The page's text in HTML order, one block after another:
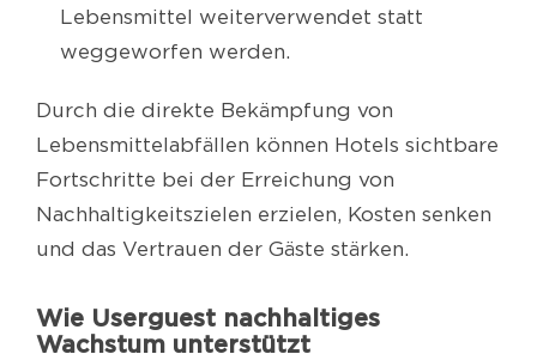
Lebensmittel weiterverwendet statt
weggeworfen werden.
Durch die direkte Bekämpfung von
Lebensmittelabfällen können Hotels sichtbare
Fortschritte bei der Erreichung von
Nachhaltigkeitszielen erzielen, Kosten senken
und das Vertrauen der Gäste stärken.
Wie Userguest nachhaltiges
Wachstum unterstützt